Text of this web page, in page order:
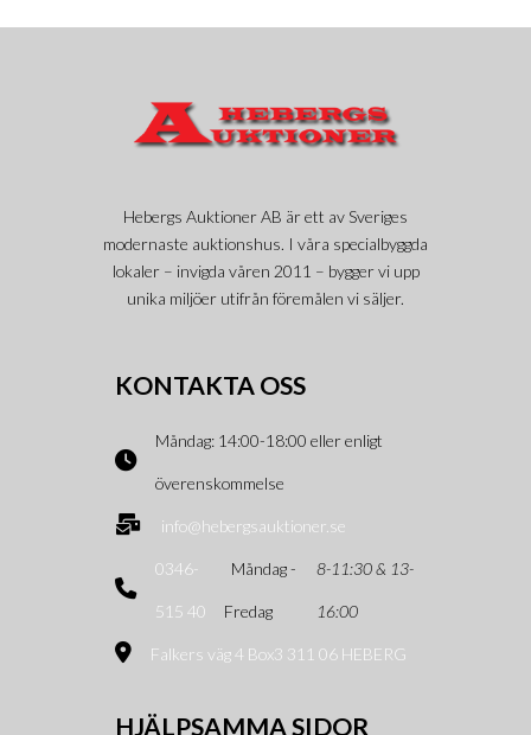
Hebergs Auktioner AB är ett av Sveriges
modernaste auktionshus. I våra specialbyggda
lokaler – invigda våren 2011 – bygger vi upp
unika miljöer utifrån föremålen vi säljer.
KONTAKTA OSS
Måndag: 14:00-18:00 eller enligt
överenskommelse
info@hebergsauktioner.se
0346-
515 40
Måndag -
Fredag
8-11:30 & 13-
16:00
Falkers väg 4 Box3 311 06 HEBERG
HJÄLPSAMMA SIDOR